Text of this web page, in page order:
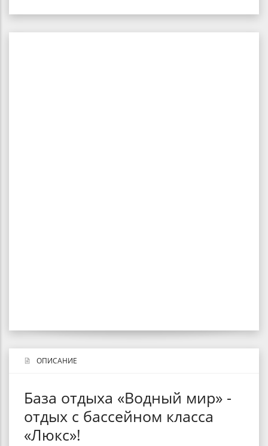
ОПИСАНИЕ
База отдыха «Водный мир» -
отдых с бассейном класса
«Люкс»!